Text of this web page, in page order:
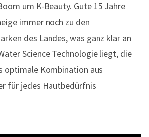
um K-Beauty. Gute 15 Jahre
immer noch zu den
des Landes, was ganz klar an
Science Technologie liegt, die
optimale Kombination aus
für jedes Hautbedürfnis